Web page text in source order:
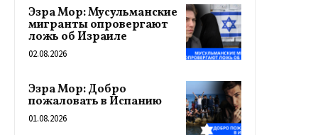
Эзра Мор: Мусульманские
мигранты опровергают
ложь об Израиле
02.08.2026
Эзра Мор: Добро
пожаловать в Испанию
01.08.2026